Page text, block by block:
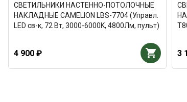
СВЕТИЛЬНИКИ НАСТЕННО-ПОТОЛОЧНЫЕ
НАКЛАДНЫЕ CAMELION LBS-7704 (Управл.
LED св-к, 72 Вт, 3000-6000K, 4800Лм, пульт)
4 900 ₽ 3